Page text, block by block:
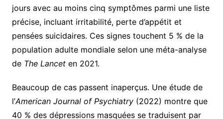
jours avec au moins cinq symptômes parmi une liste
précise, incluant irritabilité, perte d’appétit et
pensées suicidaires. Ces signes touchent 5 % de la
population adulte mondiale selon une méta-analyse
de The Lanceten 2021.
Beaucoup de cas passent inaperçus. Une étude de
l’American Journal of Psychiatry(2022) montre que
40 % des dépressions masquées se traduisent par